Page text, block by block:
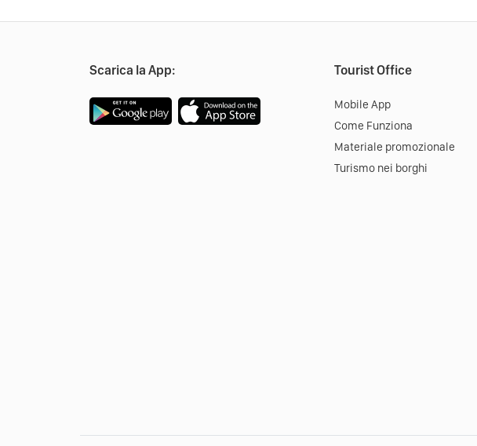
Scarica la App: Tourist Office
Mobile App
Come Funziona
Materiale promozionale
Turismo nei borghi